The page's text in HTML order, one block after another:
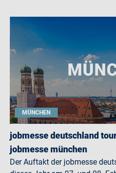
MÜNCHEN
jobmesse deutschland
jobmesse münchen
Der Auftakt der jobmesse